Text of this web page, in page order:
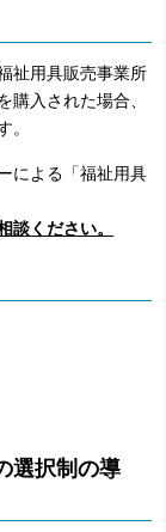
祉用具販売事業所
購入された場合、
。
による「福祉用具
談ください。
選択制の導